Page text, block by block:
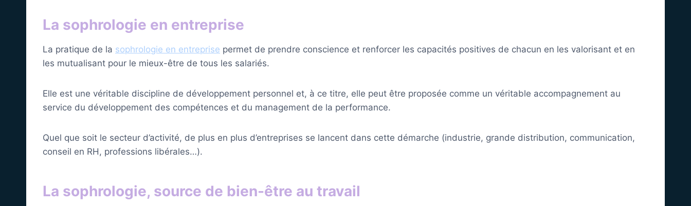
La sophrologie en entreprise
La pratique de la sophrologie en entreprise permet de prendre conscience et renforcer les capacités positives de chacun en les valorisant et en
les mutualisant pour le mieux-être de tous les salariés.
Elle est une véritable discipline de développement personnel et, à ce titre, elle peut être proposée comme un véritable accompagnement au
service du développement des compétences et du management de la performance.
Quel que soit le secteur d’activité, de plus en plus d’entreprises se lancent dans cette démarche (industrie, grande distribution, communication,
conseil en RH, professions libérales…).
La sophrologie, source de bien-être au travail